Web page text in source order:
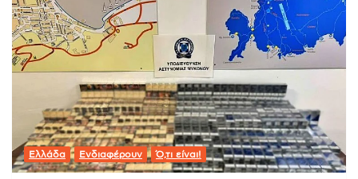
Ελλάδα Ενδιαφέρουν Ό,τι είναι!